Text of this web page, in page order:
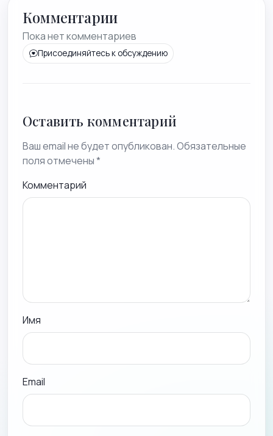
Комментарии
Пока нет комментариев
Присоединяйтесь к обсуждению
Оставить комментарий
Ваш email не будет опубликован. Обязательные
поля отмечены *
Комментарий
Имя
Email